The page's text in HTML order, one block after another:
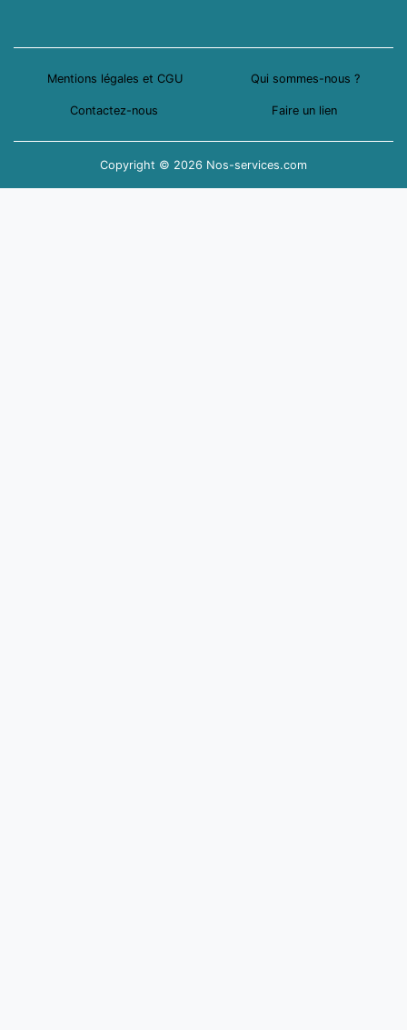
Mentions légales et CGU Qui sommes-nous ?
Contactez-nous Faire un lien
Copyright © 2026 Nos-services.com